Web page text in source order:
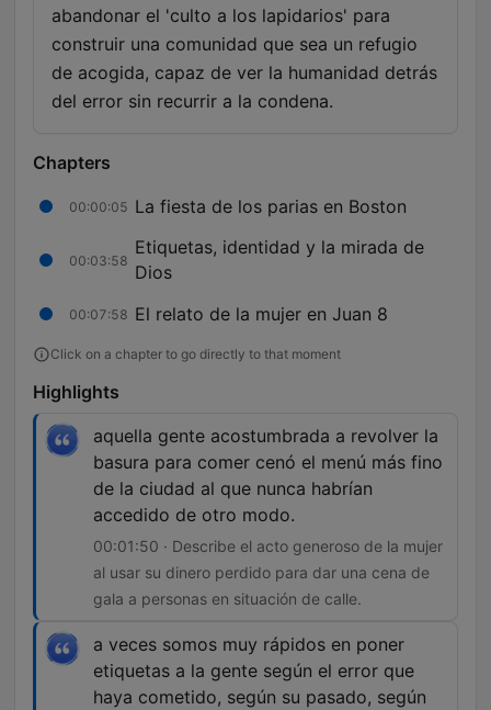
abandonar el 'culto a los lapidarios' para
construir una comunidad que sea un refugio
de acogida, capaz de ver la humanidad detrás
del error sin recurrir a la condena.
Chapters
00:00:05 La fiesta de los parias en Boston
00:03:58
Etiquetas, identidad y la mirada de
Dios
00:07:58 El relato de la mujer en Juan 8
Click on a chapter to go directly to that moment
Highlights
aquella gente acostumbrada a revolver la
basura para comer cenó el menú más fino
de la ciudad al que nunca habrían
accedido de otro modo.
00:01:50 · Describe el acto generoso de la mujer
al usar su dinero perdido para dar una cena de
gala a personas en situación de calle.
a veces somos muy rápidos en poner
etiquetas a la gente según el error que
haya cometido, según su pasado, según